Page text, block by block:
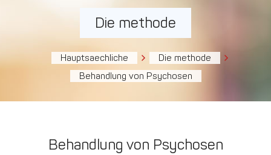
Die methode
Hauptsaechliche
Die methode
Behandlung von Psychosen
Behandlung von Psychosen